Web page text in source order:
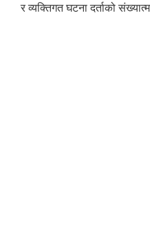
र व्यक्तिगत घटना दर्ताको